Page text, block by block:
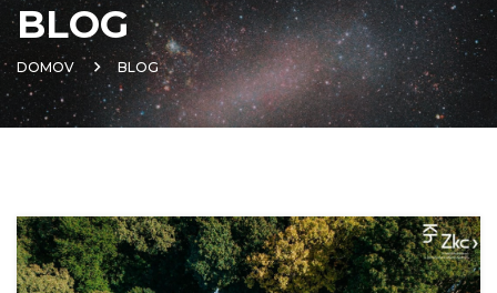
BLOG
DOMOV BLOG